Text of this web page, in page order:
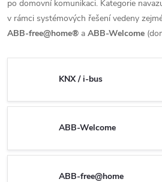
po domovní komunikaci. Kategorie
v rámci systémových řešení vedeny
ABB-free@home® a ABB-Welcome
KNX / i-bus
ABB-Welcome
ABB-free@home